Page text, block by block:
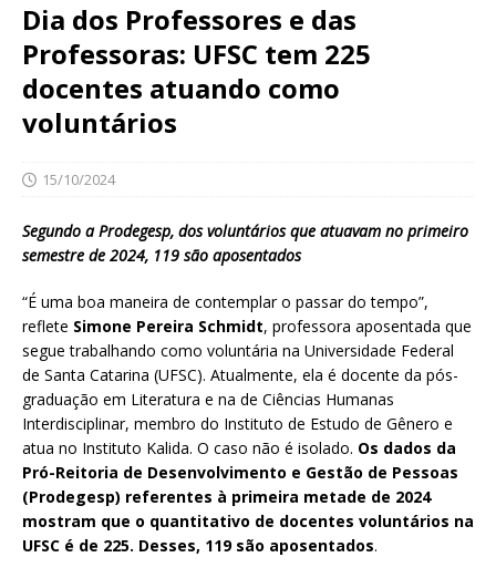
Dia dos Professores e das
Professoras: UFSC tem 225
docentes atuando como
voluntários
15/10/2024
Segundo a Prodegesp, dos voluntários que atuavam no primeiro
semestre de 2024, 119 são aposentados
“É uma boa maneira de contemplar o passar do tempo”,
reflete Simone Pereira Schmidt, professora aposentada que
segue trabalhando como voluntária na Universidade Federal
de Santa Catarina (UFSC). Atualmente, ela é docente da pós-
graduação em Literatura e na de Ciências Humanas
Interdisciplinar, membro do Instituto de Estudo de Gênero e
atua no Instituto Kalida. O caso não é isolado. Os dados da
Pró-Reitoria de Desenvolvimento e Gestão de Pessoas
(Prodegesp) referentes à primeira metade de 2024
mostram que o quantitativo de docentes voluntários na
UFSC é de 225. Desses, 119 são aposentados.